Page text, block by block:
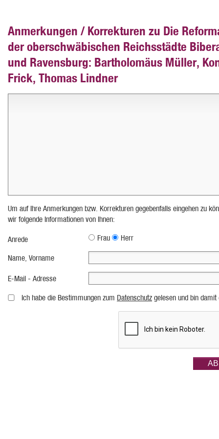
Anmerkungen / Korrekturen zu Die
der oberschwäbischen Reichsstädte
und Ravensburg: Bartholomäus Müller,
Frick, Thomas Lindner
Um auf Ihre Anmerkungen bzw. Korrekturen gegebenfalls eingehen zu
wir folgende Informationen von Ihnen:
Anrede Frau Herr
Name, Vorname
E-Mail - Adresse
Ich habe die Bestimmungen zum Datenschutz gelesen und bin